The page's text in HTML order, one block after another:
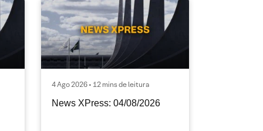
4 Ago 2026 • 12 mins de leitura
News XPress: 04/08/2026